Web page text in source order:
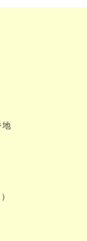
地